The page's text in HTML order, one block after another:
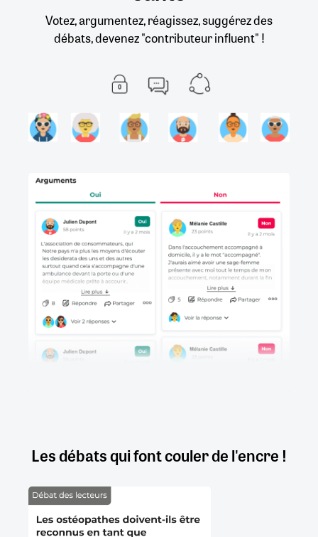
Votez, argumentez, réagissez, suggérez des
débats, devenez "contributeur influent" !
Les débats qui font couler de l'encre !